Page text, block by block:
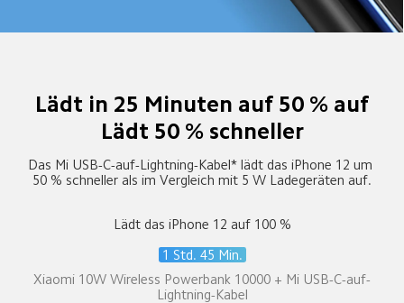
Lädt in 25 Minuten auf 50 % auf
Lädt 50 % schneller
Das Mi USB-C-auf-Lightning-Kabel* lädt das iPhone 12 um
50 % schneller als im Vergleich mit 5 W Ladegeräten auf.
Lädt das iPhone 12 auf 100 %
1 Std. 45 Min.
Xiaomi 10W Wireless Powerbank 10000 + Mi USB-C-auf-
Lightning-Kabel